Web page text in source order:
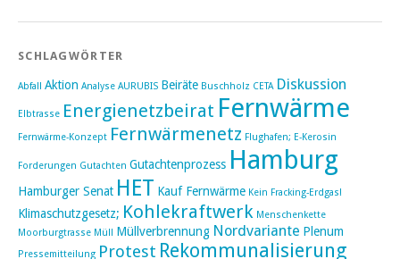
SCHLAGWÖRTER
Abfall Aktion Analyse AURUBIS Beiräte Buschholz CETA Diskussion
Elbtrasse Energienetzbeirat Fernwärme
Fernwärme-Konzept Fernwärmenetz Flughafen; E-Kerosin
Forderungen Gutachten Gutachtenprozess Hamburg
Hamburger Senat HET Kauf Fernwärme Kein Fracking-Erdgas!
Klimaschutzgesetz; Kohlekraftwerk Menschenkette
Moorburgtrasse Müll Müllverbrennung Nordvariante Plenum
Pressemitteilung Protest Rekommunalisierung